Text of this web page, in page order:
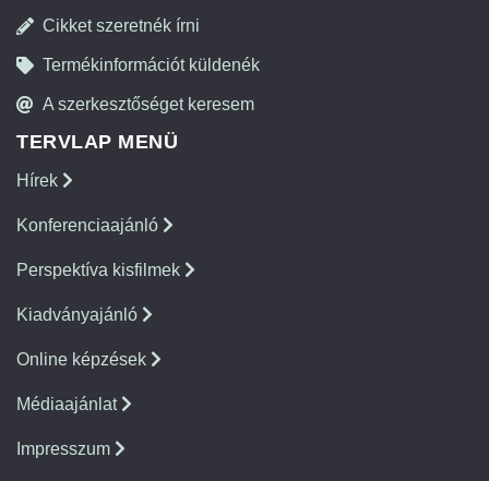
Cikket szeretnék írni
Termékinformációt küldenék
A szerkesztőséget keresem
TERVLAP MENÜ
Hírek
Konferenciaajánló
Perspektíva kisfilmek
Kiadványajánló
Online képzések
Médiaajánlat
Impresszum